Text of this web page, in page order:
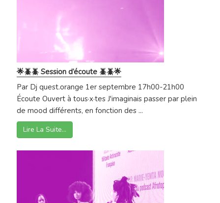
🌟🪲🪲 Session d’écoute 🪲🪲🌟
Par Dj quest.orange 1er septembre 17h00-21h00
Écoute Ouvert à tous·x·tes J'imaginais passer par plein
de mood différents, en fonction des ...
Lire La Suite…